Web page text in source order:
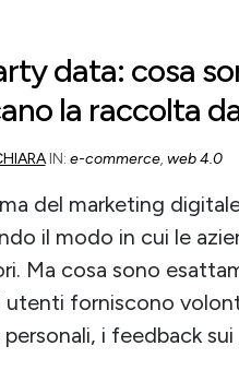
data: cosa
la raccolta
IN: e-commerce, web 4.0
del marketing
il modo in cui le
Ma cosa sono
utenti forniscono
personali, i feedback